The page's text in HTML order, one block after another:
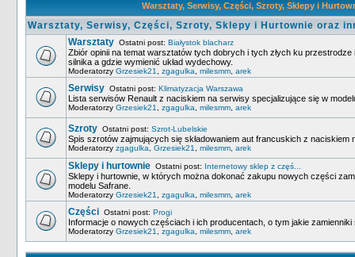
Warsztaty, Serwisy, Części, Szroty, Sklepy i
Warsztaty, Serwisy, Części, Szroty, Sklepy i Hurtownie oraz
Warsztaty Ostatni post: Białystok blacharz
Zbiór opinii na temat warsztatów tych dobrych i tych złych ku
silnika a gdzie wymienić układ wydechowy.
Moderatorzy Grzesiek21 zgagulka milesmm arek
Serwisy Ostatni post: Klimatyzacja Warszawa
Lista serwisów Renault z naciskiem na serwisy specjalizujące się w
Moderatorzy Grzesiek21 zgagulka milesmm arek
Szroty Ostatni post: Szrot-Lubelskie
Spis szrotów zajmujących się składowaniem aut francuskich z naciskiem
Moderatorzy zgagulka Grzesiek21 milesmm arek
Sklepy i hurtownie Ostatni post: Internetowy sklep z częś...
Sklepy i hurtownie, w których można dokonać zakupu nowych części
modelu Safrane.
Moderatorzy Grzesiek21 zgagulka milesmm arek
Części Ostatni post: Progi
Informacje o nowych częściach i ich producentach, o tym jakie
Moderatorzy Grzesiek21 zgagulka milesmm arek